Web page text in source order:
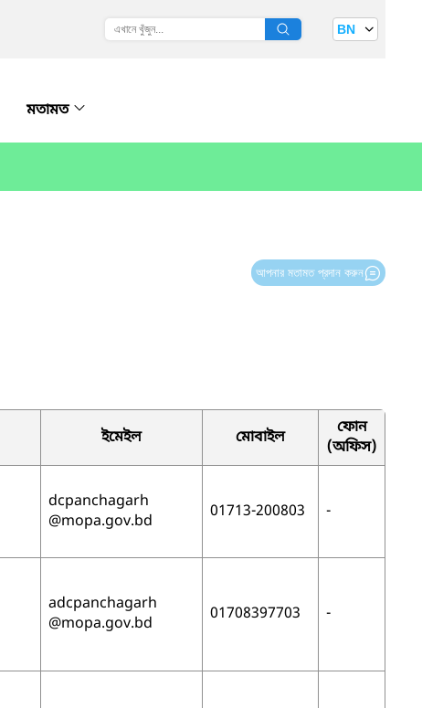
BN
মতামত
আপনার মতামত প্রদান করুন
ইমেইল মোবাইল
ফোন
(অফিস)
dcpanchagarh
@mopa.gov.bd
01713-200803 -
adcpanchagarh
@mopa.gov.bd
01708397703 -